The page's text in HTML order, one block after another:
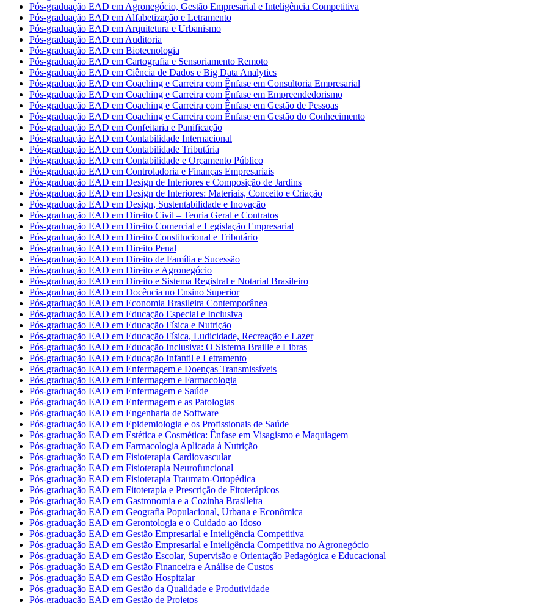
Pós-graduação EAD em Agronegócio, Gestão Empresarial e Inteligência Competitiva
Pós-graduação EAD em Alfabetização e Letramento
Pós-graduação EAD em Arquitetura e Urbanismo
Pós-graduação EAD em Auditoria
Pós-graduação EAD em Biotecnologia
Pós-graduação EAD em Cartografia e Sensoriamento Remoto
Pós-graduação EAD em Ciência de Dados e Big Data Analytics
Pós-graduação EAD em Coaching e Carreira com Ênfase em Consultoria Empresarial
Pós-graduação EAD em Coaching e Carreira com Ênfase em Empreendedorismo
Pós-graduação EAD em Coaching e Carreira com Ênfase em Gestão de Pessoas
Pós-graduação EAD em Coaching e Carreira com Ênfase em Gestão do Conhecimento
Pós-graduação EAD em Confeitaria e Panificação
Pós-graduação EAD em Contabilidade Internacional
Pós-graduação EAD em Contabilidade Tributária
Pós-graduação EAD em Contabilidade e Orçamento Público
Pós-graduação EAD em Controladoria e Finanças Empresariais
Pós-graduação EAD em Design de Interiores e Composição de Jardins
Pós-graduação EAD em Design de Interiores: Materiais, Conceito e Criação
Pós-graduação EAD em Design, Sustentabilidade e Inovação
Pós-graduação EAD em Direito Civil – Teoria Geral e Contratos
Pós-graduação EAD em Direito Comercial e Legislação Empresarial
Pós-graduação EAD em Direito Constitucional e Tributário
Pós-graduação EAD em Direito Penal
Pós-graduação EAD em Direito de Família e Sucessão
Pós-graduação EAD em Direito e Agronegócio
Pós-graduação EAD em Direito e Sistema Registral e Notarial Brasileiro
Pós-graduação EAD em Docência no Ensino Superior
Pós-graduação EAD em Economia Brasileira Contemporânea
Pós-graduação EAD em Educação Especial e Inclusiva
Pós-graduação EAD em Educação Física e Nutrição
Pós-graduação EAD em Educação Física, Ludicidade, Recreação e Lazer
Pós-graduação EAD em Educação Inclusiva: O Sistema Braille e Libras
Pós-graduação EAD em Educação Infantil e Letramento
Pós-graduação EAD em Enfermagem e Doenças Transmissíveis
Pós-graduação EAD em Enfermagem e Farmacologia
Pós-graduação EAD em Enfermagem e Saúde
Pós-graduação EAD em Enfermagem e as Patologias
Pós-graduação EAD em Engenharia de Software
Pós-graduação EAD em Epidemiologia e os Profissionais de Saúde
Pós-graduação EAD em Estética e Cosmética: Ênfase em Visagismo e Maquiagem
Pós-graduação EAD em Farmacologia Aplicada à Nutrição
Pós-graduação EAD em Fisioterapia Cardiovascular
Pós-graduação EAD em Fisioterapia Neurofuncional
Pós-graduação EAD em Fisioterapia Traumato-Ortopédica
Pós-graduação EAD em Fitoterapia e Prescrição de Fitoterápicos
Pós-graduação EAD em Gastronomia e a Cozinha Brasileira
Pós-graduação EAD em Geografia Populacional, Urbana e Econômica
Pós-graduação EAD em Gerontologia e o Cuidado ao Idoso
Pós-graduação EAD em Gestão Empresarial e Inteligência Competitiva
Pós-graduação EAD em Gestão Empresarial e Inteligência Competitiva no Agronegócio
Pós-graduação EAD em Gestão Escolar, Supervisão e Orientação Pedagógica e Educacional
Pós-graduação EAD em Gestão Financeira e Análise de Custos
Pós-graduação EAD em Gestão Hospitalar
Pós-graduação EAD em Gestão da Qualidade e Produtividade
Pós-graduação EAD em Gestão de Projetos